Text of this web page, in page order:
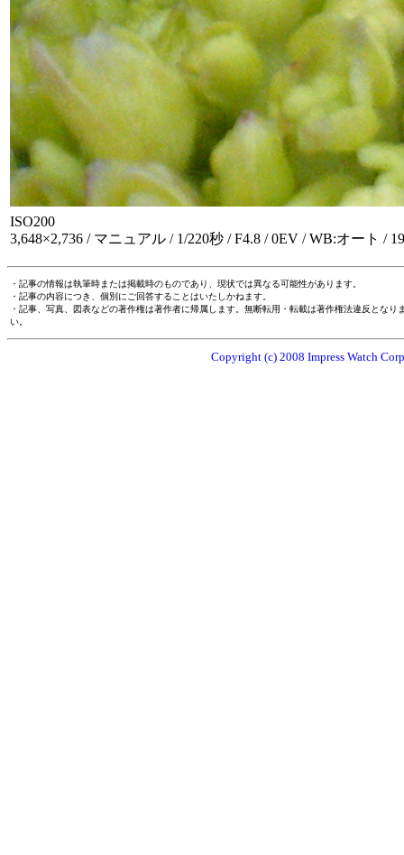
ISO200
3,648×2,736 / マニュアル / 1/220秒 / F4.8 / 0EV / WB:オート /
・記事の情報は執筆時または掲載時のものであり、現状では異なる可能性があります。
・記事の内容につき、個別にご回答することはいたしかねます。
・記事、写真、図表などの著作権は著作者に帰属します。無断転用・転載は著作権法違反とな
い。
Copyright (c) 2008 Impress Watch